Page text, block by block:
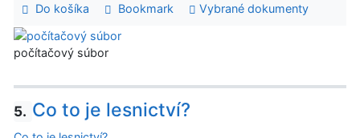
Do košíka Bookmark Vybrané dokumenty
počítačový súbor
5. Co to je lesnictví?